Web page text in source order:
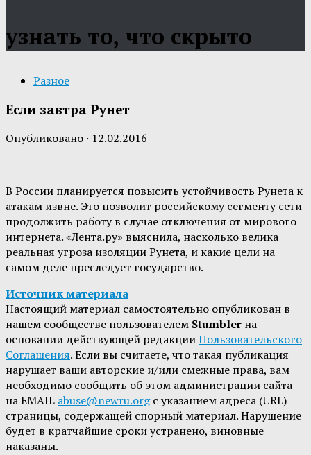
узнать то, что скрыто
Разное
Если завтра Рунет
Опубликовано · 12.02.2016
В России планируется повысить устойчивость Рунета к
атакам извне. Это позволит российскому сегменту сети
продолжить работу в случае отключения от мирового
интернета. «Лента.ру» выяснила, насколько велика
реальная угроза изоляции Рунета, и какие цели на
самом деле преследует государство.
Источник материала
Настоящий материал самостоятельно опубликован в
нашем сообществе пользователем Stumbler на
основании действующей редакцииПользовательского
Соглашения. Если вы считаете, что такая публикация
нарушает ваши авторские и/или смежные права, вам
необходимо сообщить об этом администрации сайта
на EMAIL abuse@newru.orgс указанием адреса (URL)
страницы, содержащей спорный материал. Нарушение
будет в кратчайшие сроки устранено, виновные
наказаны.